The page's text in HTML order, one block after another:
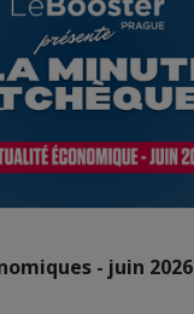
- juin 2026